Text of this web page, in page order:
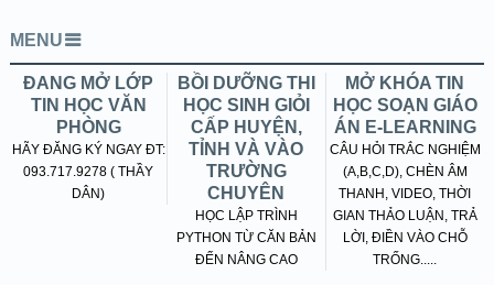
MENU
ĐANG MỞ LỚP
TIN HỌC VĂN
PHÒNG
HÃY ĐĂNG KÝ NGAY ĐT:
093.717.9278 ( THẦY
DÂN)
BỒI DƯỠNG THI
HỌC SINH GIỎI
CẤP HUYỆN,
TỈNH VÀ VÀO
TRƯỜNG
CHUYÊN
HỌC LẬP TRÌNH
PYTHON TỪ CĂN BẢN
ĐẾN NÂNG CAO
MỞ KHÓA TIN
HỌC SOẠN GIÁO
ÁN E-LEARNING
CÂU HỎI TRẮC NGHIỆM
(A,B,C,D), CHÈN ÂM
THANH, VIDEO, THỜI
GIAN THẢO LUẬN, TRẢ
LỜI, ĐIỀN VÀO CHỖ
TRỐNG.....